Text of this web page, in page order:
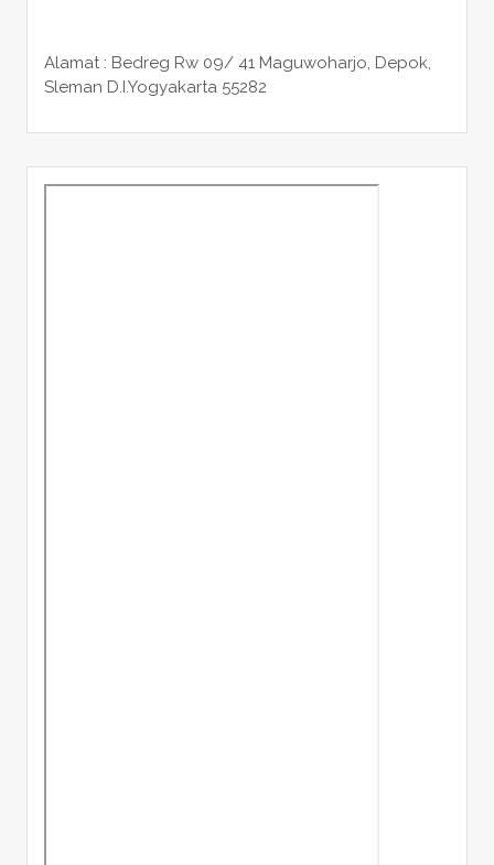
Alamat : Bedreg Rw 09/ 41 Maguwoharjo, Depok,
Sleman D.I.Yogyakarta 55282